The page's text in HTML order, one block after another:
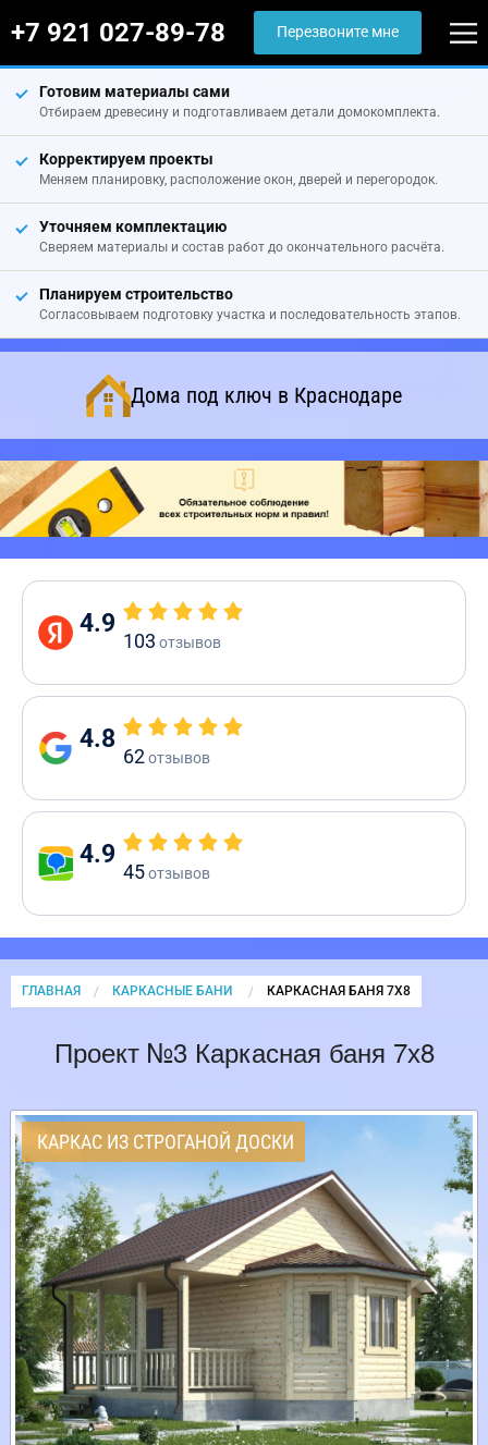
+7 921 027-89-78 Перезвоните мне
Готовим материалы сами
Отбираем древесину и подготавливаем детали домокомплекта.
Корректируем проекты
Меняем планировку, расположение окон, дверей и перегородок.
Уточняем комплектацию
Сверяем материалы и состав работ до окончательного расчёта.
Планируем строительство
Согласовываем подготовку участка и последовательность этапов.
Дома под ключ в Краснодаре
4.9
103 отзывов
4.8
62отзывов
4.9
45отзывов
ГЛАВНАЯ КАРКАСНЫЕ БАНИ CURRENT:
КАРКАСНАЯ БАНЯ 7Х8
Проект №3 Каркасная баня 7х8
КАРКАС ИЗ СТРОГАНОЙ ДОСКИ